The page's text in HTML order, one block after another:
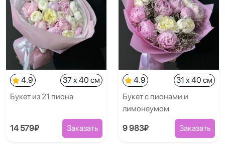
4.9
37 x 40 см
Букет из 21 пиона
14 579₽ Заказать
4.9
31 x 40 см
Букет с пионами и
лимонеумом
9 983₽ Заказать